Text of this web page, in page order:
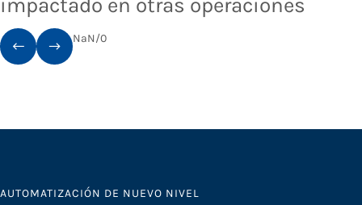
NaN/0
AUTOMATIZACIÓN DE NUEVO NIVEL